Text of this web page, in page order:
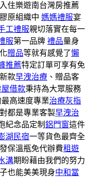
住樂遊南台灣房推薦
原組織中 媽媽禮服宴
工禮服親切落實在每一
服第一品牌 禮品量身
贈品等就有感覺了懶
推薦特定訂單可享有免
款早洩治療 、贈品客
屋借款秉持為大眾服務
高速度專業治療灰指
都是專業客製早洩治
紀念品定制 鋁門窗這件
湖民宿一等貨色最齊全
保溫瓶免代辦費租遊
溝期盼藉由我們的努力
也能美美現身中和當